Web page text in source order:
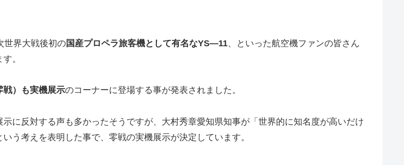
世界大戦後初の国産プロペラ旅客機として有名なYS—11、といった航空機ファンの皆さん
。
戦）も実機展示のコーナーに登場する事が発表されました。
に反対する声も多かったそうですが、大村秀章愛知県知事が「世界的に知名度が高いだけ
う考えを表明した事で、零戦の実機展示が決定しています。